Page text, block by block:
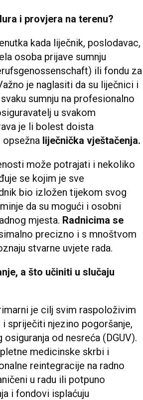
i provjera na terenu?
kada liječnik, poslodavac,
osoba prijave sumnju
ili fondu za
je naglasiti da su liječnici i
sumnju na profesionalno
u svakom
je li bolest doista
opsežna liječnička vještačenja.
može potrajati i nekoliko
se kojim je sve
bio izložen tijekom svog
da su mogući i osobni
mjesta. Radnicima se
precizno i s mnoštvom
stvarne uvjete rada.
a što učiniti u slučaju
je cilj svim raspoloživim
spriječiti njezino pogoršanje,
od nesreća (DGUV).
medicinske skrbi i
reintegracije na radno
u radu ili potpuno
i fondovi isplaćuju